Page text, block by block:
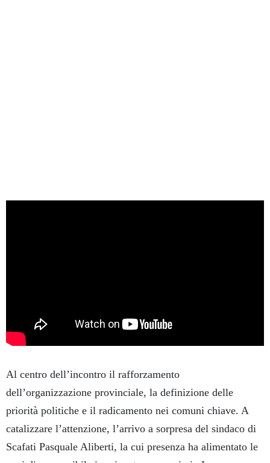
Al centro dell’incontro il rafforzamento
dell’organizzazione provinciale, la definizione delle
priorità politiche e il radicamento nei comuni chiave. A
catalizzare l’attenzione, l’arrivo a sorpresa del sindaco di
Scafati Pasquale Aliberti, la cui presenza ha alimentato le